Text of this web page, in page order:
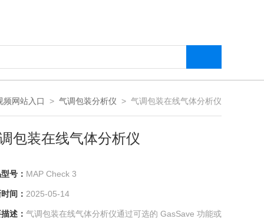
频网站入口 > 气调包装分析仪 > 气调包装在线气体分析仪
包装在线气体分析仪
号： MAP Check 3
： 2025-05-14
述： 气调包装在线气体分析仪通过可选的 GasSave 功能或